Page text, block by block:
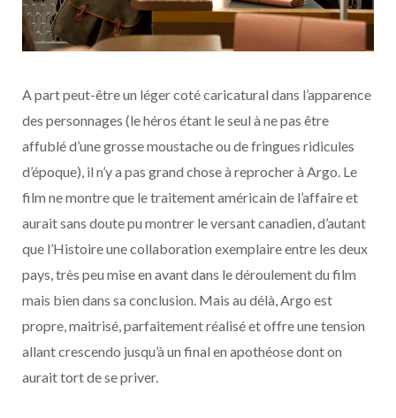
A part peut-être un léger coté caricatural dans l’apparence
des personnages (le héros étant le seul à ne pas être
affublé d’une grosse moustache ou de fringues ridicules
d’époque), il n’y a pas grand chose à reprocher à Argo. Le
film ne montre que le traitement américain de l’affaire et
aurait sans doute pu montrer le versant canadien, d’autant
que l’Histoire une collaboration exemplaire entre les deux
pays, très peu mise en avant dans le déroulement du film
mais bien dans sa conclusion. Mais au délà, Argo est
propre, maitrisé, parfaitement réalisé et offre une tension
allant crescendo jusqu’à un final en apothéose dont on
aurait tort de se priver.